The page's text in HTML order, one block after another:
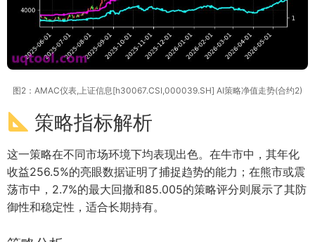
图2：AMAC仪表,上证信息[h30067.CSI,000039.SH] AI策略净值走势(合约2)
策略指标解析
这一策略在不同市场环境下均表现出色。在牛市中，其年化
收益256.5%的亮眼数据证明了捕捉趋势的能力；在熊市或震
荡市中，2.7%的最大回撤和85.005的策略评分则展示了其防
御性和稳定性，适合长期持有。